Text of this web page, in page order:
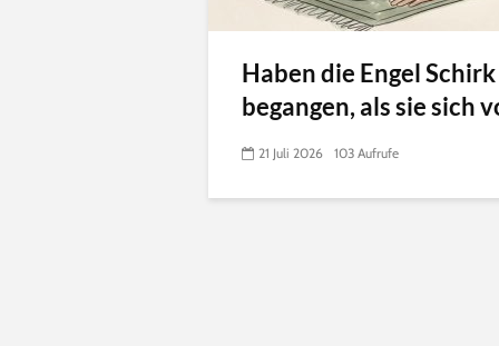
Haben die Engel Schirk
begangen, als sie sich
21 Juli 2026 103 Aufrufe